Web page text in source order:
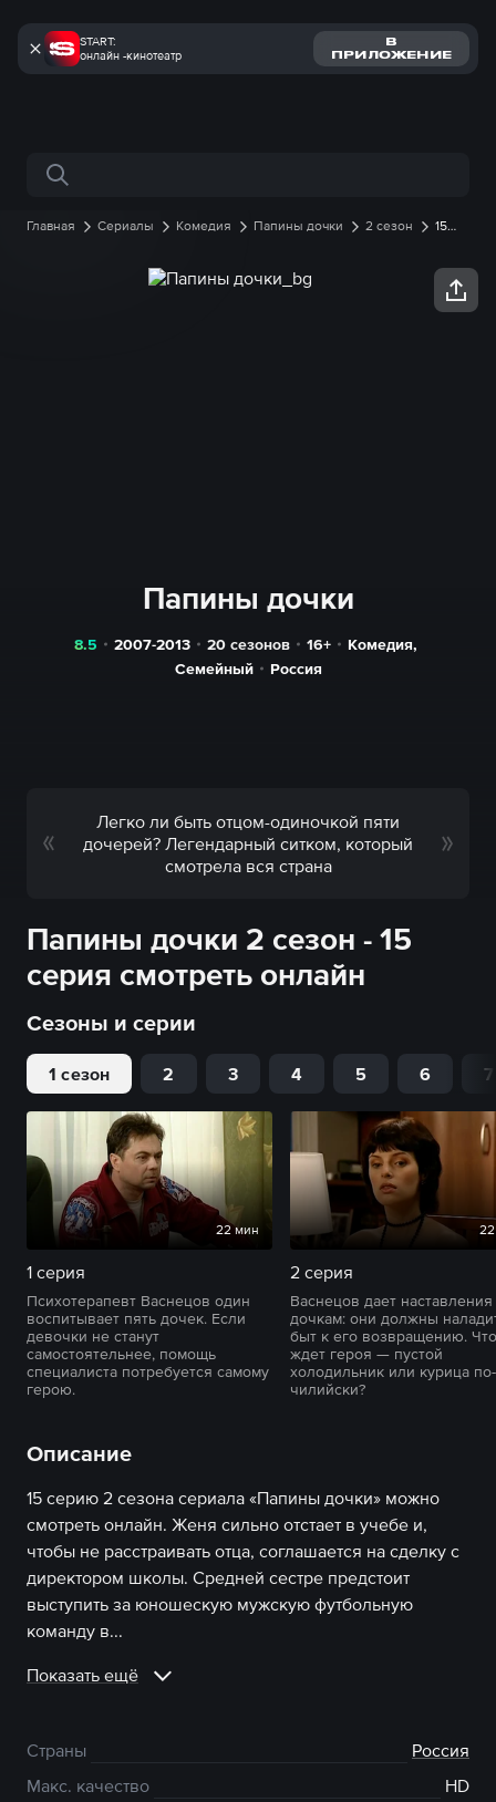
START:
онлайн -кинотеатр
В
ПРИЛОЖЕНИЕ
Поиск по сайту
Главная Сериалы Комедия Папины дочки 2 сезон
15
Папины дочки
8.5 2007-2013 20 сезонов 16+ Комедия,
Семейный
Россия
Легко ли быть отцом-одиночкой пяти
дочерей? Легендарный ситком, который
смотрела вся страна
Папины дочки 2 сезон - 15
серия смотреть онлайн
Сезоны и серии
1 сезон 2 3 4 5 6 7
22 мин
1 серия
Психотерапевт Васнецов один
воспитывает пять дочек. Если
девочки не станут
самостоятельнее, помощь
специалиста потребуется самому
герою.
2 серия
Васнецов дает наставления
дочкам: они должны
быт к его возвращению. Что
ждет героя — пустой
холодильник или курица по-
чилийски?
Описание
15 серию 2 сезона сериала «Папины дочки» можно
смотреть онлайн. Женя сильно отстает в учебе и,
чтобы не расстраивать отца, соглашается на сделку с
директором школы. Средней сестре предстоит
выступить за юношескую мужскую футбольную
команду в...
Показать ещё
Страны
Россия
Макс. качество
HD